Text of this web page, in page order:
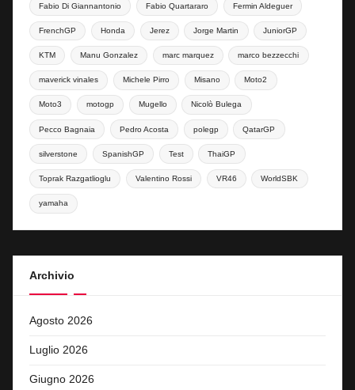
Fabio Di Giannantonio Fabio Quartararo Fermin Aldeguer
FrenchGP Honda Jerez Jorge Martin JuniorGP
KTM Manu Gonzalez marc marquez marco bezzecchi
maverick vinales Michele Pirro Misano Moto2
Moto3 motogp Mugello Nicolò Bulega
Pecco Bagnaia Pedro Acosta polegp QatarGP
silverstone SpanishGP Test ThaiGP
Toprak Razgatlioglu Valentino Rossi VR46 WorldSBK
yamaha
Archivio
Agosto 2026
Luglio 2026
Giugno 2026